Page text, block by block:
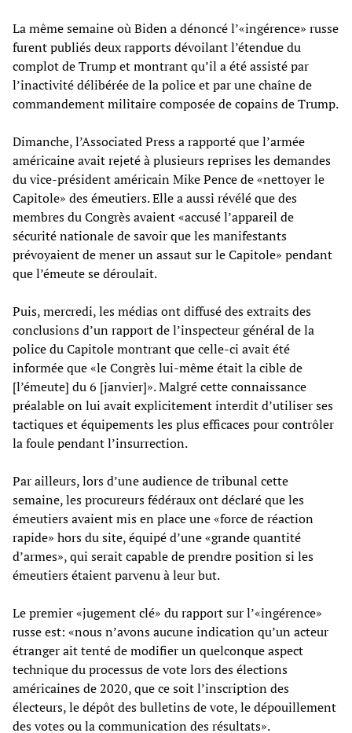
La même semaine où Biden a dénoncé l’«ingérence» russe
furent publiés deux rapports dévoilant l’étendue du
complot de Trump et montrant qu’il a été assisté par
l’inactivité délibérée de la police et par une chaîne de
commandement militaire composée de copains de Trump.
Dimanche, l’Associated Press a rapporté que l’armée
américaine avait rejeté à plusieurs reprises les demandes
du vice-président américain Mike Pence de «nettoyer le
Capitole» des émeutiers. Elle a aussi révélé que des
membres du Congrès avaient «accusé l’appareil de
sécurité nationale de savoir que les manifestants
prévoyaient de mener un assaut sur le Capitole» pendant
que l’émeute se déroulait.
Puis, mercredi, les médias ont diffusé des extraits des
conclusions d’un rapport de l’inspecteur général de la
police du Capitole montrant que celle-ci avait été
informée que «le Congrès lui-même était la cible de
[l’émeute] du 6 [janvier]». Malgré cette connaissance
préalable on lui avait explicitement interdit d’utiliser ses
tactiques et équipements les plus efficaces pour contrôler
la foule pendant l’insurrection.
Par ailleurs, lors d’une audience de tribunal cette
semaine, les procureurs fédéraux ont déclaré que les
émeutiers avaient mis en place une «force de réaction
rapide» hors du site, équipé d’une «grande quantité
d’armes», qui serait capable de prendre position si les
émeutiers étaient parvenu à leur but.
Le premier «jugement clé» du rapport sur l’«ingérence»
russe est: «nous n’avons aucune indication qu’un acteur
étranger ait tenté de modifier un quelconque aspect
technique du processus de vote lors des élections
américaines de 2020, que ce soit l’inscription des
électeurs, le dépôt des bulletins de vote, le dépouillement
des votes ou la communication des résultats».